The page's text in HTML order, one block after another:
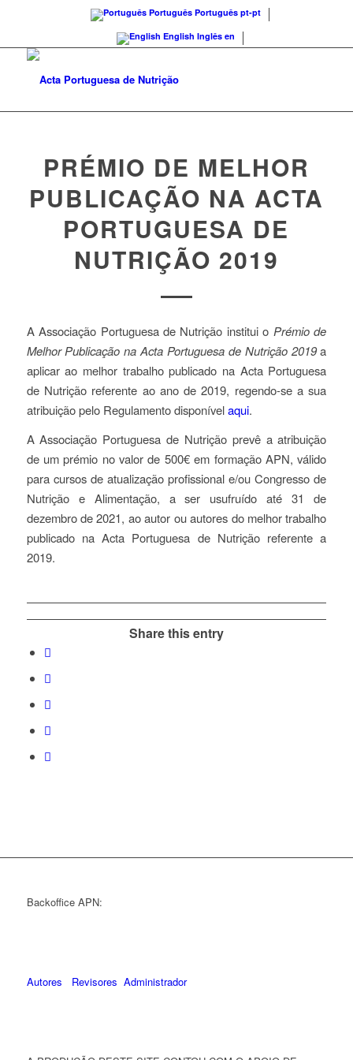
Português Português pt-pt
English Inglês en
PRÉMIO DE MELHOR
PUBLICAÇÃO NA ACTA
PORTUGUESA DE
NUTRIÇÃO 2019
A Associação Portuguesa de Nutrição institui o Prémio de
Melhor Publicação na Acta Portuguesa de Nutrição 2019a
aplicar ao melhor trabalho publicado na Acta Portuguesa
de Nutrição referente ao ano de 2019, regendo-se a sua
atribuição pelo Regulamento disponívelaqui.
A Associação Portuguesa de Nutrição prevê a atribuição
de um prémio no valor de 500€ em formação APN, válido
para cursos de atualização profissional e/ou Congresso de
Nutrição e Alimentação, a ser usufruído até 31 de
dezembro de 2021, ao autor ou autores do melhor trabalho
publicado na Acta Portuguesa de Nutrição referente a
2019.
Share this entry
Backoffice APN:
Autores Revisores Administrador